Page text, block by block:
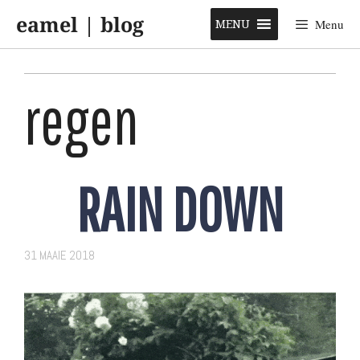
content
eamel | blog Menu
MENU
regen
RAIN DOWN
31 MAAIE 2018